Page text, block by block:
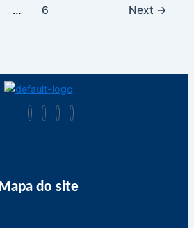
… 6 Next →
Mapa do site